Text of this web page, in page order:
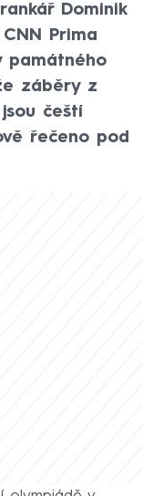
Dominik
Prima
památného
záběry z
čeští
řečeno pod